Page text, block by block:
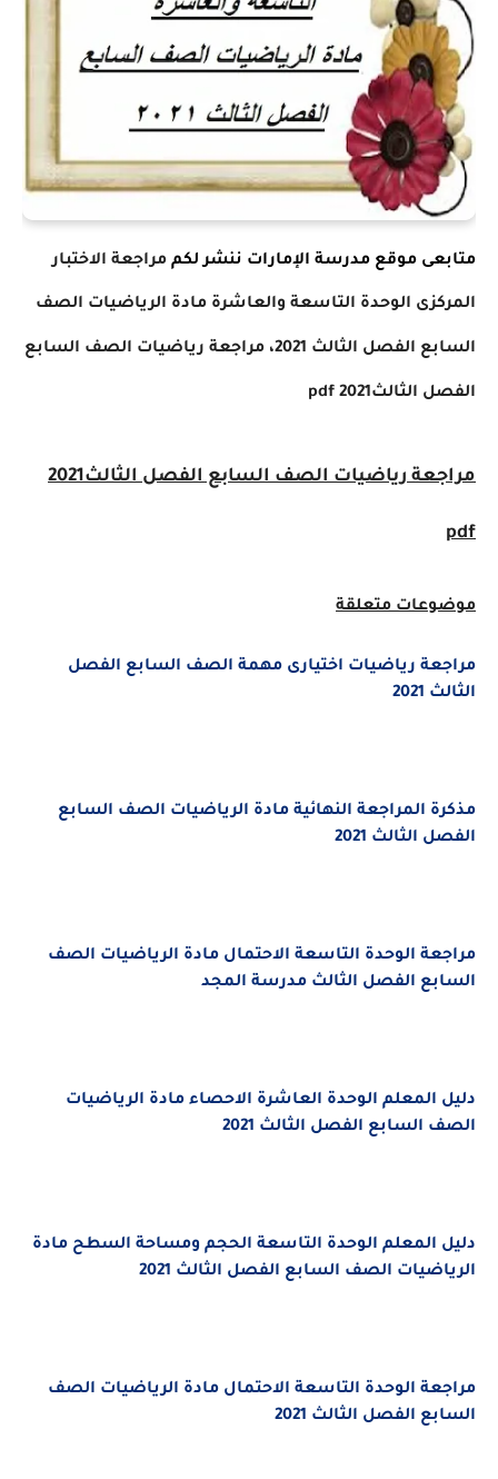
متابعى موقع مدرسة الإمارات ننشر لكم مراجعة الاختبار
المركزى الوحدة التاسعة والعاشرة مادة الرياضيات الصف
السابع الفصل الثالث 2021 ، مراجعة رياضيات الصف السابع
الفصل الثالث2021 pdf
مراجعة رياضيات الصف السابع الفصل الثالث2021
pdf
موضوعات متعلقة
مراجعة رياضيات اختيارى مهمة الصف السابع الفصل
الثالث 2021
مذكرة المراجعة النهائية مادة الرياضيات الصف السابع
الفصل الثالث 2021
مراجعة الوحدة التاسعة الاحتمال مادة الرياضيات الصف
السابع الفصل الثالث مدرسة المجد
دليل المعلم الوحدة العاشرة الاحصاء مادة الرياضيات
الصف السابع الفصل الثالث 2021
دليل المعلم الوحدة التاسعة الحجم ومساحة السطح مادة
الرياضيات الصف السابع الفصل الثالث 2021
مراجعة الوحدة التاسعة الاحتمال مادة الرياضيات الصف
السابع الفصل الثالث 2021